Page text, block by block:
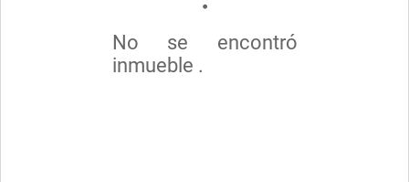
No se encontró
inmueble .